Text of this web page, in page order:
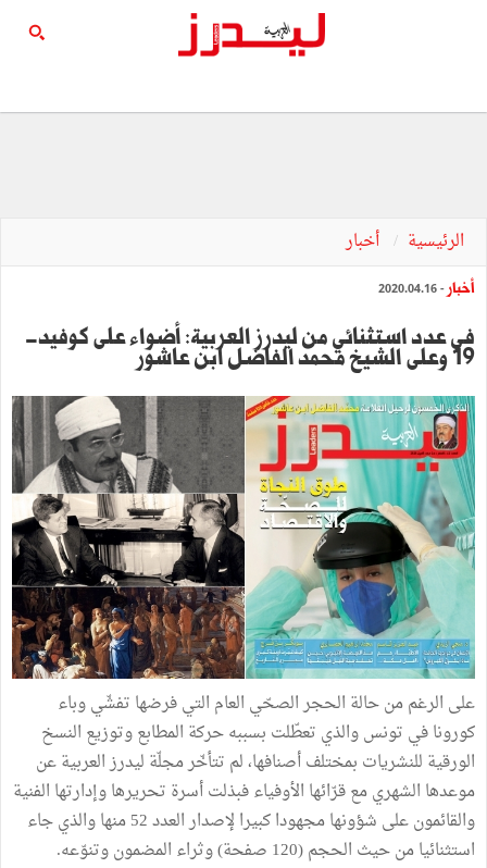
الرئيسية أخبار
أخبار - 2020.04.16
في عدد استثنائي من ليدرز العربية: أضواء على كوفيد-
19 وعلى الشيخ محمّد الفاضل ابن عاشور
على الرغم من حالة الحجر الصحّي العام التي فرضها تفشّي وباء
كورونا في تونس والذي تعطّلت بسببه حركة المطابع وتوزيع النسخ
الورقية للنشريات بمختلف أصنافها، لم تتأخّر مجلّة ليدرز العربية عن
موعدها الشهري مع قرّائها الأوفياء فبذلت أسرة تحريرها وإدارتها الفنية
والقائمون على شؤونها مجهودا كبيرا لإصدار العدد 52 منها والذي جاء
استثنائيا من حيث الحجم (120 صفحة) وثراء المضمون وتنوّعه.